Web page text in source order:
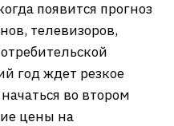
появится прогноз
телевизоров,
год ждет резкое
во втором
цены на